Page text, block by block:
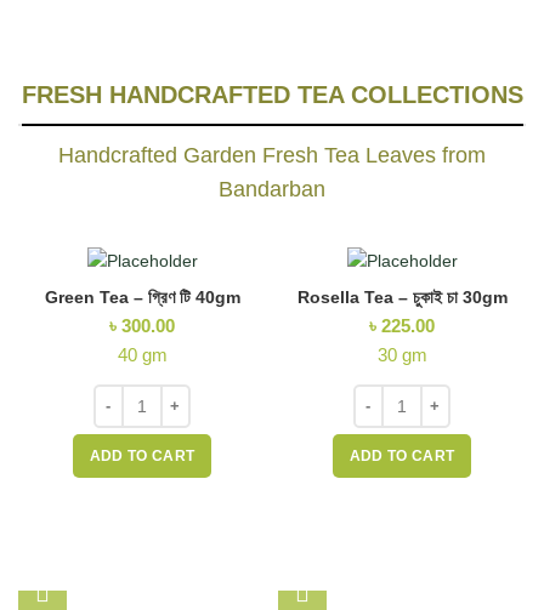
FRESH HANDCRAFTED TEA COLLECTIONS
Handcrafted Garden Fresh Tea Leaves from
Bandarban
Green Tea – গ্রিণ টি 40gm
৳ 300.00
40 gm
ADD TO CART
Rosella Tea – চুকাই চা 30gm
৳ 225.00
30 gm
ADD TO CART